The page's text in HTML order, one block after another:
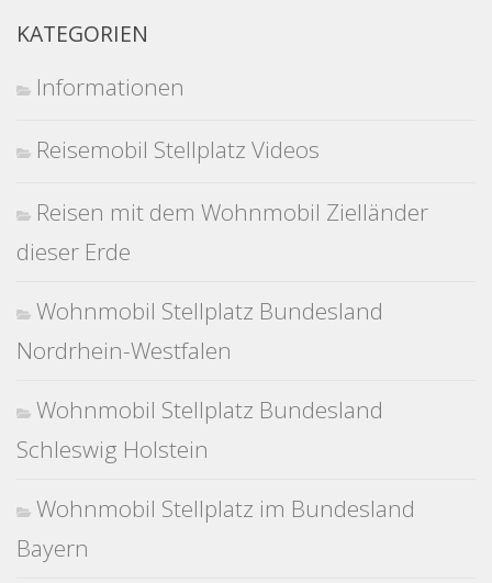
KATEGORIEN
Informationen
Reisemobil Stellplatz Videos
Reisen mit dem Wohnmobil Zielländer
dieser Erde
Wohnmobil Stellplatz Bundesland
Nordrhein-Westfalen
Wohnmobil Stellplatz Bundesland
Schleswig Holstein
Wohnmobil Stellplatz im Bundesland
Bayern